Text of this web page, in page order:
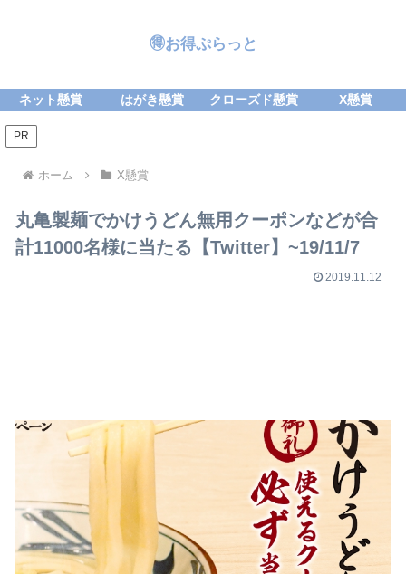
🉐お得ぷらっと
ネット懸賞 はがき懸賞 クローズド懸賞 X懸賞
PR
ホーム X懸賞
丸亀製麺でかけうどん無用クーポンなどが合
計11000名様に当たる【Twitter】~19/11/7
2019.11.12